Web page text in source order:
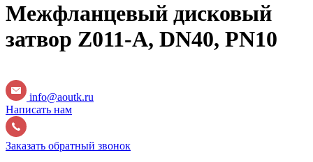
Межфланцевый дисковый
затвор Z011-A, DN40, PN10
info@aoutk.ru
Написать нам
Заказать обратный звонок